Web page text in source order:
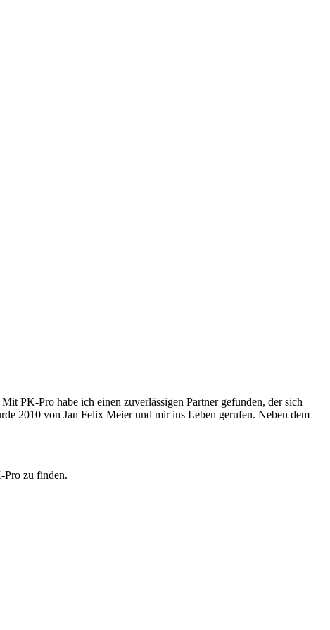
PK-Pro habe ich einen zuverlässigen Partner gefunden, der sich
2010 von Jan Felix Meier und mir ins Leben gerufen. Neben dem
Pro zu finden.